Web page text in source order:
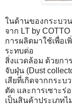
ในด้านของกระบว
จาก LT by
การผลิตมาใช้เพื่อเ
ระทบต่อ
สิ่งแวดล้อม ด้วยกา
จับฝุ่น (Dust
เสียที่เกิดจากกระบ
ตัด และการเซาะร่
เป็นสินค้าประเภท